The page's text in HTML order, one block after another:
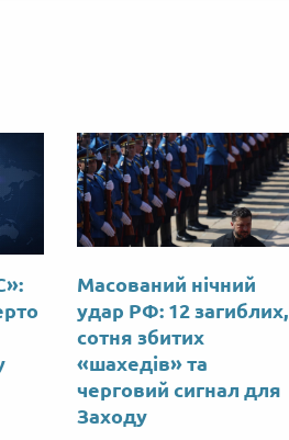
Масований нічний
удар РФ: 12 загиблих,
сотня збитих
«шахедів» та
черговий сигнал для
Заходу